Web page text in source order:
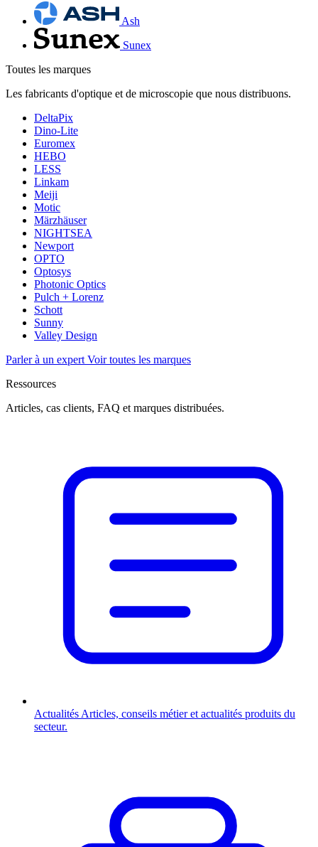
Ash
Sunex
Toutes les marques
Les fabricants d'optique et de microscopie que nous distribuons.
DeltaPix
Dino-Lite
Euromex
HEBO
LESS
Linkam
Meiji
Motic
Märzhäuser
NIGHTSEA
Newport
OPTO
Optosys
Photonic Optics
Pulch + Lorenz
Schott
Sunny
Valley Design
Parler à un expert Voir toutes les marques
Ressources
Articles, cas clients, FAQ et marques distribuées.
Actualités Articles, conseils métier et actualités produits du
secteur.